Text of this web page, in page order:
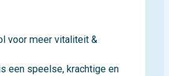
voor meer vitaliteit &
een speelse, krachtige en